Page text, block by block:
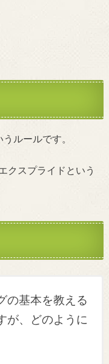
ルールです。
クスプライドという
の基本を教える
が、どのように